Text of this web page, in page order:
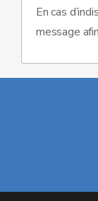
En cas
message